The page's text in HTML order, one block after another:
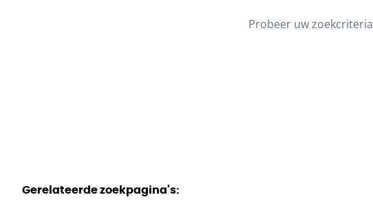
Probeer uw
Gerelateerde zoekpagina's: